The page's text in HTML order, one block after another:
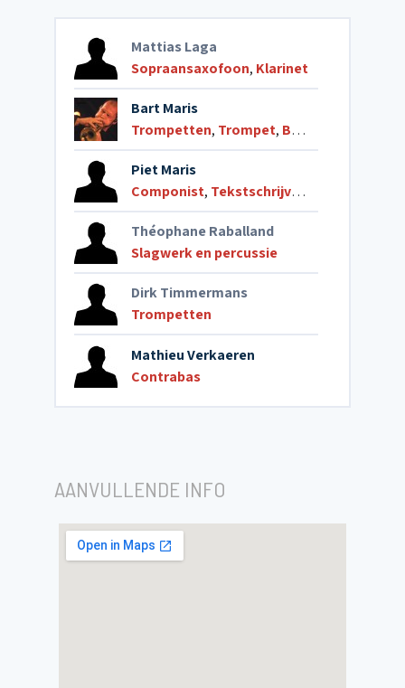
Mattias Laga
Sopraansaxofoon, Klarinet
Bart Maris
Trompetten, Trompet, Bugle
Piet Maris
Componist, Tekstschrijver
Théophane Raballand
Slagwerk en percussie
Dirk Timmermans
Trompetten
Mathieu Verkaeren
Contrabas
AANVULLENDE INFO